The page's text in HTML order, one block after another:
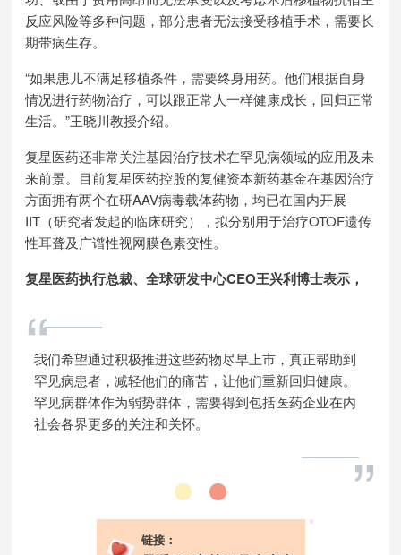
反应风险等多种问题，部分患者无法接受移植手术，需要长
期带病生存。
“如果患儿不满足移植条件，需要终身用药。他们根据自身
情况进行药物治疗，可以跟正常人一样健康成长，回归正常
生活。”王晓川教授介绍。
复星医药还非常关注基因治疗技术在罕见病领域的应用及未
来前景。目前复星医药控股的复健资本新药基金在基因治疗
方面拥有两个在研AAV病毒载体药物，均已在国内开展
IIT（研究者发起的临床研究），拟分别用于治疗OTOF遗传
性耳聋及广谱性视网膜色素变性。
复星医药执行总裁、全球研发中心CEO王兴利博士表示，
“
我们希望通过积极推进这些药物尽早上市，真正帮助到
罕见病患者，减轻他们的痛苦，让他们重新回归健康。
罕见病群体作为弱势群体，需要得到包括医药企业在内
社会各界更多的关注和关怀。
”
链接：